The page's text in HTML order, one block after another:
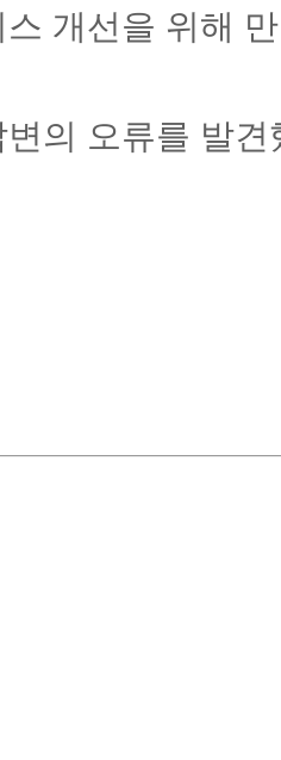
스 개선을 위해
변의 오류를 발